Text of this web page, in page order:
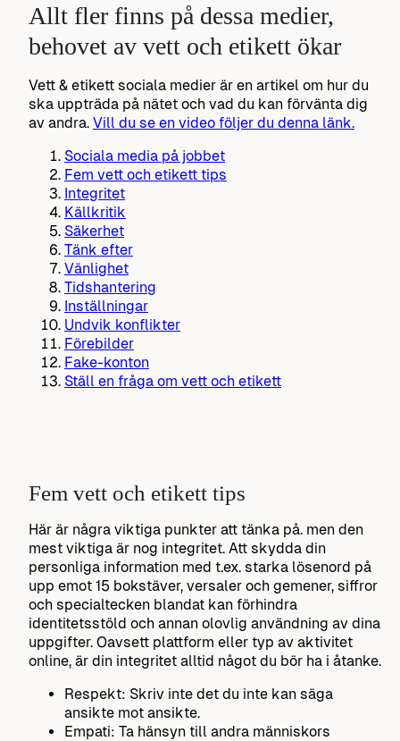
Allt fler finns på dessa medier,
behovet av vett och etikett ökar
Vett & etikett sociala medier är en artikel om hur du
ska uppträda på nätet och vad du kan förvänta dig
av andra. Vill du se en video följer du denna länk.
Sociala media på jobbet
Fem vett och etikett tips
Integritet
Källkritik
Säkerhet
Tänk efter
Vänlighet
Tidshantering
Inställningar
Undvik konflikter
Förebilder
Fake-konton
Ställ en fråga om vett och etikett
Fem vett och etikett tips
Här är några viktiga punkter att tänka på. men den
mest viktiga är nog integritet. Att skydda din
personliga information med t.ex. starka lösenord på
upp emot 15 bokstäver, versaler och gemener, siffror
och specialtecken blandat kan förhindra
identitetsstöld och annan olovlig användning av dina
uppgifter. Oavsett plattform eller typ av aktivitet
online, är din integritet alltid något du bör ha i åtanke.
Respekt: Skriv inte det du inte kan säga
ansikte mot ansikte.
Empati: Ta hänsyn till andra människors